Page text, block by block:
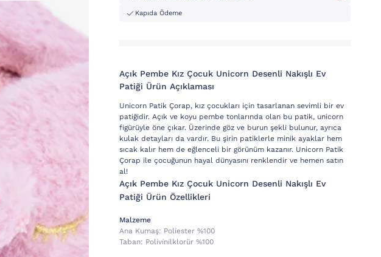
Kapıda Ödeme
Açık Pembe Kız Çocuk Unicorn Desenli Nakışlı Ev
Patiği Ürün Açıklaması
Unicorn Patik Çorap, kız çocukları için tasarlanan sevimli bir ev
patiğidir. Açık ve koyu pembe tonlarında olan bu patik, unicorn
figürüyle öne çıkar. Üzerinde göz ve burun şekli bulunur, ayrıca
kulak detayları da vardır. Bu şirin patiklerle minik ayaklar hem
sıcak kalır hem de eğlenceli bir görünüm kazanır. Unicorn Patik
Çorap ile çocuğunun hayal dünyasını renklendir ve hemen satın
al!
Açık Pembe Kız Çocuk Unicorn Desenli Nakışlı Ev
Patiği Ürün Özellikleri
Malzeme
Ana Kumaş: Poli̇ester %100
Taban: Poli̇vi̇ni̇lklorür %100